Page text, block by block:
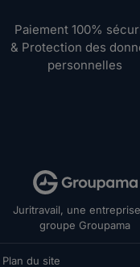
Paiement 100%
& Protection des
personnelles
Juritravail, une
groupe Groupama
Plan du site